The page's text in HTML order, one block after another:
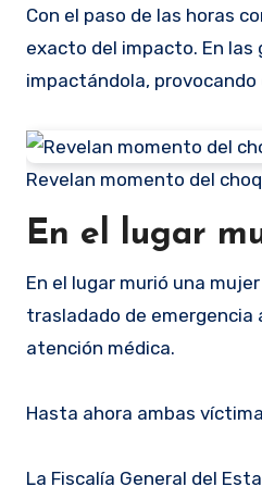
Con el paso de las horas
exacto del impacto. En
impactándola,
Revelan momento del
En el lugar
En el lugar murió una
trasladado de emergencia
atención médica.
Hasta ahora ambas
La Fiscalía General del